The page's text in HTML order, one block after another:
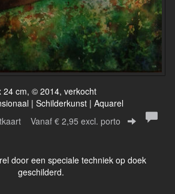
24 cm, © 2014, verkocht
| Schilderkunst | Aquarel
Vanaf € 2,95 excl. porto
door een speciale techniek op doek
geschilderd.